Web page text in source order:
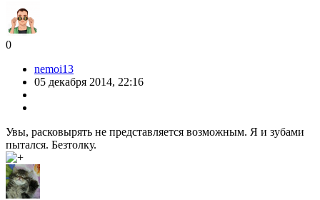
0
nemoi13
05 декабря 2014, 22:16
Увы, расковырять не представляется возможным. Я и зубами
пытался. Безтолку.